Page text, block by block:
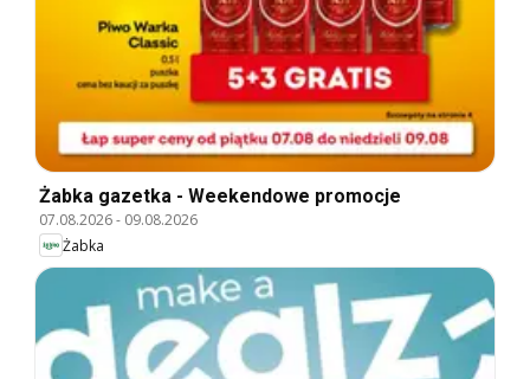
Żabka gazetka - Weekendowe promocje
07.08.2026- 09.08.2026
Żabka